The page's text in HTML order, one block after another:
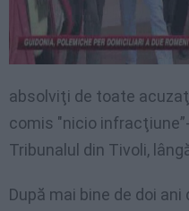
absolviţi de toate
comis "nicio
Tribunalul din Tivoli,
După mai bine de doi